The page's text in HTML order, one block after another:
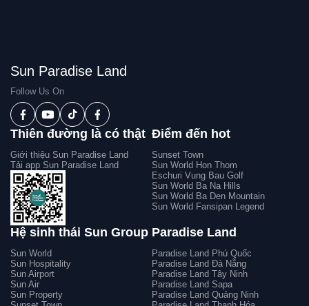
Sun Paradise Land
Follow Us On
Thiên đường là có thật
Giới thiệu Sun Paradise Land
Tải app Sun Paradise Land
Điểm đến hot
Sunset Town
Sun World Hon Thom
Eschuri Vung Bau Golf
Sun World Ba Na Hills
Sun World Ba Den Mountain
Sun World Fansipan Legend
Hệ sinh thái Sun Group
Sun World
Sun Hospitality
Sun Airport
Sun Air
Sun Property
Paradise Land
Paradise Land Phú Quốc
Paradise Land Đà Nẵng
Paradise Land Tây Ninh
Paradise Land Sapa
Paradise Land Quảng Ninh